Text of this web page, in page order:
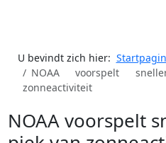
U bevindt zich hier:
NOAA voorspelt
zonneactiviteit
NOAA voorspelt